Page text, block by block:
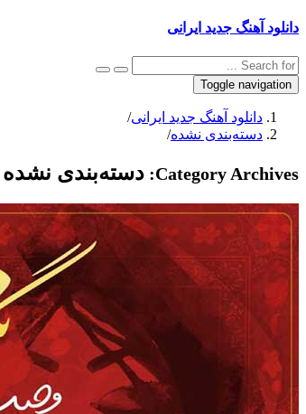
دانلود آهنگ جدید ایرانی
Toggle navigation
دانلود آهنگ جدید ایرانی/
دسته‌بندی نشده/
Category Archives: دسته‌بندی نشده